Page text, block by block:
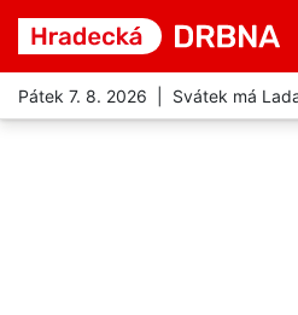
Pátek 7. 8. 2026 | Svátek má